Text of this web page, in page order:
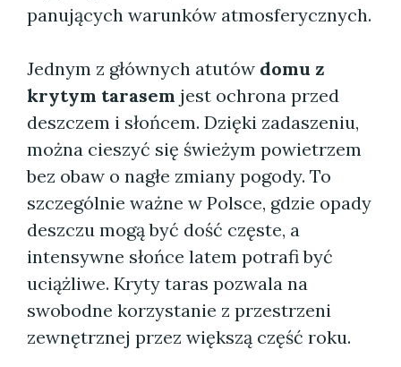
panujących warunków atmosferycznych.
Jednym z głównych atutów domu z
krytym tarasem jest ochrona przed
deszczem i słońcem. Dzięki zadaszeniu,
można cieszyć się świeżym powietrzem
bez obaw o nagłe zmiany pogody. To
szczególnie ważne w Polsce, gdzie opady
deszczu mogą być dość częste, a
intensywne słońce latem potrafi być
uciążliwe. Kryty taras pozwala na
swobodne korzystanie z przestrzeni
zewnętrznej przez większą część roku.